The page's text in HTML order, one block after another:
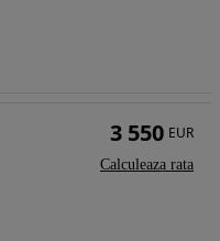
3 550 EUR
Calculeaza rata